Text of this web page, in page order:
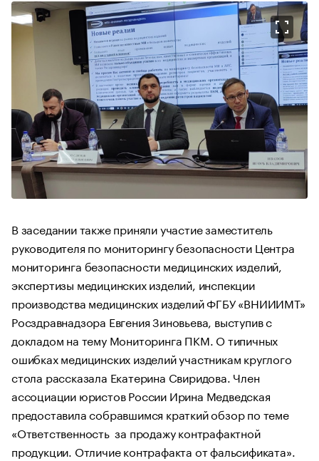
В заседании также приняли участие заместитель
руководителя по мониторингу безопасности Центра
мониторинга безопасности медицинских изделий,
экспертизы медицинских изделий, инспекции
производства медицинских изделий ФГБУ «ВНИИИМТ»
Росздравнадзора Евгения Зиновьева, выступив с
докладом на тему Мониторинга ПКМ. О типичных
ошибках медицинских изделий участникам круглого
стола рассказала Екатерина Свиридова. Член
ассоциации юристов России Ирина Медведская
предоставила собравшимся краткий обзор по теме
«Ответственность за продажу контрафактной
продукции. Отличие контрафакта от фальсификата».